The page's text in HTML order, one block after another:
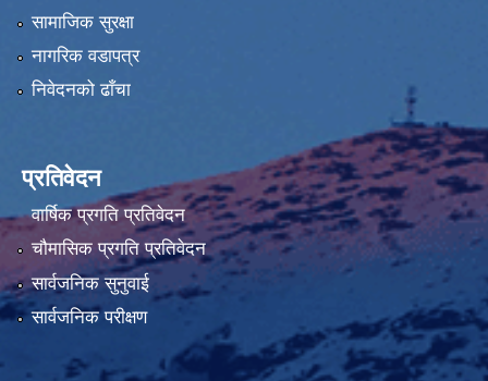
सामाजिक सुरक्षा
नागरिक वडापत्र
निवेदनको ढाँचा
प्रतिवेदन
वार्षिक प्रगति प्रतिवेदन
चौमासिक प्रगति प्रतिवेदन
सार्वजनिक सुनुवाई
सार्वजनिक परीक्षण